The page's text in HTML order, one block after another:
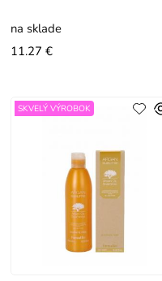
oveľa dlhšie chránia intenzitu
na sklade
11.27 €
SKVELÝ VÝROBOK